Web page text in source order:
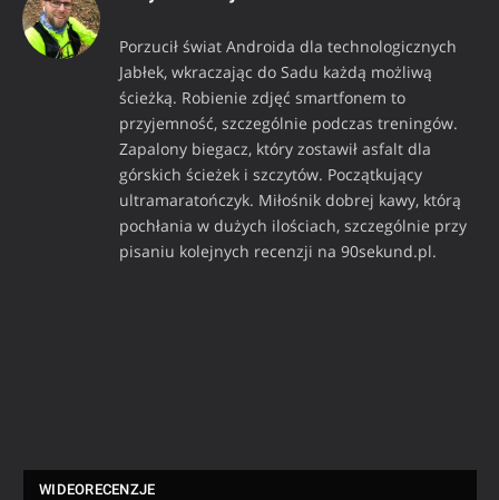
Porzucił świat Androida dla technologicznych
Jabłek, wkraczając do Sadu każdą możliwą
ścieżką. Robienie zdjęć smartfonem to
przyjemność, szczególnie podczas treningów.
Zapalony biegacz, który zostawił asfalt dla
górskich ścieżek i szczytów. Początkujący
ultramaratończyk. Miłośnik dobrej kawy, którą
pochłania w dużych ilościach, szczególnie przy
pisaniu kolejnych recenzji na 90sekund.pl.
WIDEORECENZJE